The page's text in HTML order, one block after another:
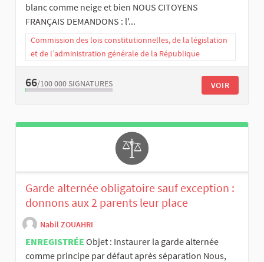
blanc comme neige et bien NOUS CITOYENS
FRANÇAIS DEMANDONS : l'...
Commission des lois constitutionnelles, de la législation
et de l’administration générale de la République
66/100 000 SIGNATURES VOIR
Garde alternée obligatoire sauf exception :
donnons aux 2 parents leur place
Nabil ZOUAHRI
ENREGISTRÉE Objet : Instaurer la garde alternée
comme principe par défaut après séparation Nous,